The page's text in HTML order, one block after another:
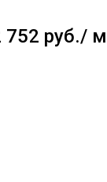
752 руб./ м